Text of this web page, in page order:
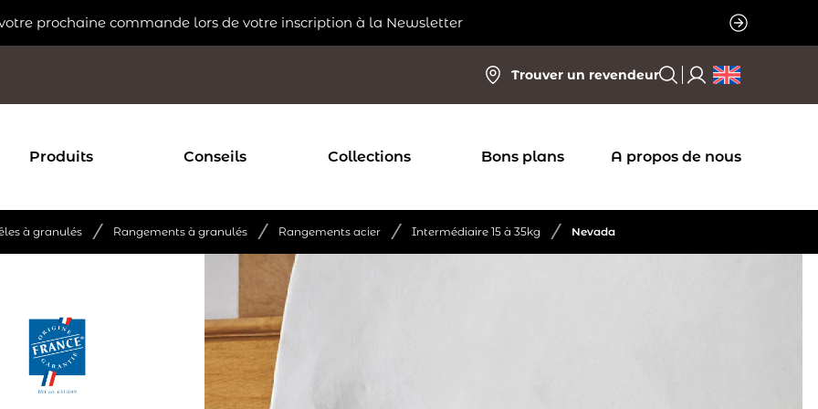
prochaine commande lors de votre inscription à la Newsletter
Trouver un revendeur
Produits Conseils Collections Bons plans A propos de nous
à granulés / Rangements à granulés / Rangements acier / Intermédiaire 15 à 35kg / Nevada